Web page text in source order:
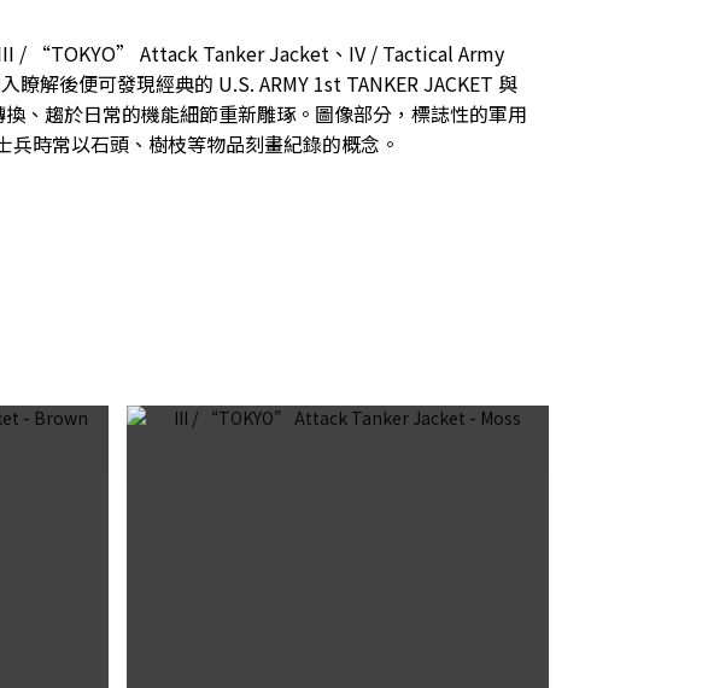
III / “TOKYO” Attack Tanker Jacket、IV / Tactical Army
解後便可發現經典的 U.S. ARMY 1st TANKER JACKET 與
、趨於日常的機能細節重新雕琢。圖像部分，標誌性的軍用
時常以石頭、樹枝等物品刻畫紀錄的概念。